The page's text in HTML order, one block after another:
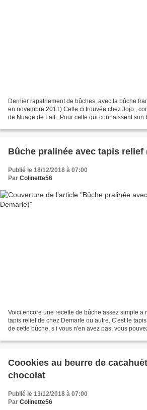
Dernier rapatriement de bûches, avec la bûche
en novembre 2011) Celle ci trouvée chez Jojo ,
de Nuage de Lait . Pour celle qui connaissent son
Bûche pralinée avec tapis relief
Publié le 18/12/2018 à 07:00
Par Colinette56
Voici encore une recette de bûche assez simple a
tapis relief de chez Demarle ou autre. C'est le
de cette bûche, s i vous n'en avez pas, vous
Coookies au beurre de
chocolat
Publié le 13/12/2018 à 07:00
Par Colinette56